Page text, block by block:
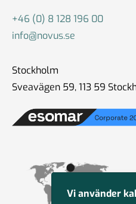
+46 (0) 8 128 196 00
info@novus.se
Stockholm
Sveavägen 59, 113 59
Vi använder